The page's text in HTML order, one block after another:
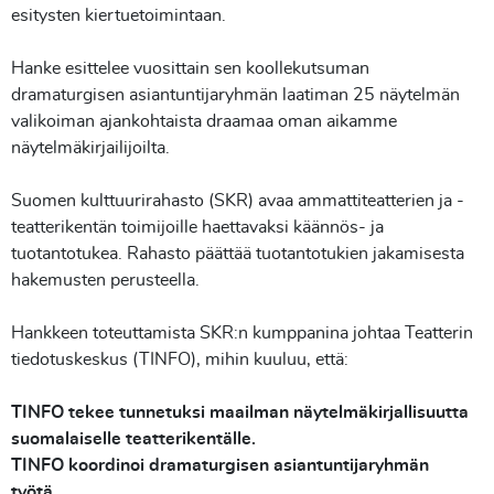
esitysten kiertuetoimintaan.
Hanke esittelee vuosittain sen koollekutsuman
dramaturgisen asiantuntijaryhmän laatiman 25 näytelmän
valikoiman ajankohtaista draamaa oman aikamme
näytelmäkirjailijoilta.
Suomen kulttuurirahasto (SKR) avaa ammattiteatterien ja -
teatterikentän toimijoille haettavaksi käännös- ja
tuotantotukea. Rahasto päättää tuotantotukien jakamisesta
hakemusten perusteella.
Hankkeen toteuttamista SKR:n kumppanina johtaa Teatterin
tiedotuskeskus (TINFO), mihin kuuluu, että:
TINFO tekee tunnetuksi maailman näytelmäkirjallisuutta
suomalaiselle teatterikentälle.
TINFO koordinoi dramaturgisen asiantuntijaryhmän